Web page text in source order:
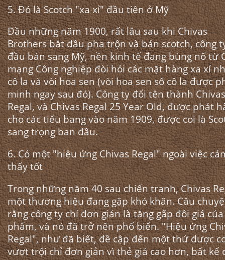
5. Đó là Scotch "xa xỉ" đầu tiên ở Mỹ
Đầu những năm 1900, rất lâu sau khi Chivas
Brothers bắt đầu pha trộn và bán scotch, công
đầu bán sang Mỹ, nền kinh tế đang bùng nổ từ
mạng Công nghiệp đòi hỏi các mặt hàng xa xỉ
cô la và vòi hoa sen (vòi hoa sen sô cô la được
minh ngay sau đó). Công ty đổi tên thành Chivas
Regal, và Chivas Regal 25 Year Old, được phát
cho các tiểu bang vào năm 1909, được coi là
sang trọng ban đầu.
6. Có một "hiệu ứng Chivas Regal" ngoài việc
thấy tốt
Trong những năm 40 sau chiến tranh, Chivas
một thương hiệu đang gặp khó khăn. Câu
rằng công ty chỉ đơn giản là tăng gấp đôi giá
phẩm, và nó đã trở nên phổ biến. "Hiệu ứng
Regal", như đã biết, đề cập đến một thứ được
vượt trội chỉ đơn giản vì thẻ giá cao hơn, bất kể